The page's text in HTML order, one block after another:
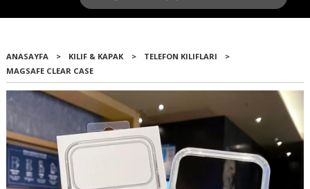
ANASAYFA > KILIF & KAPAK > TELEFON KILIFLARI
>
MAGSAFE CLEAR CASE